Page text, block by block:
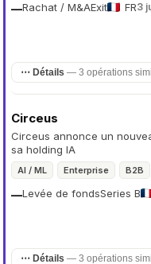
Rachat / M&A
— Exit FR3
⋯ Détails — 3 opérations
Circeus
Circeus annonce un
sa holding IA
AI / ML Enterprise B2B
Levée de fonds
— Series B
⋯ Détails — 3 opérations